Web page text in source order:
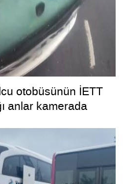
otobüsünün İETT
anlar kamerada